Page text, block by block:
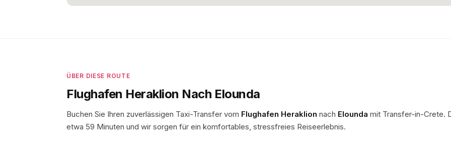
ÜBER DIESE ROUTE
Flughafen Heraklion Nach Elounda
Buchen Sie Ihren zuverlässigen Taxi-Transfer vom Flughafen Heraklion nach Elounda mit Transfer-in-Crete.
etwa 59 Minuten und wir sorgen für ein komfortables, stressfreies Reiseerlebnis.